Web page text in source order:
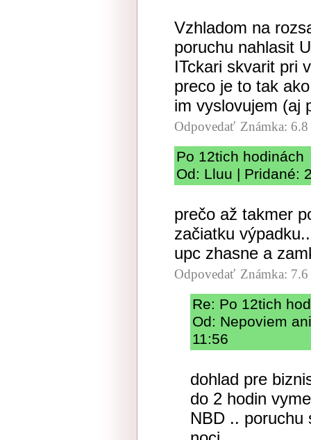
Vzhladom na
poruchu nahlasit
ITckari skvarit pri
preco je to tak
im vyslovujem (aj
Odpovedať Známka: 6.8
Po 12tich hodinách
Od: Lluu | Pridané:
prečo až takmer
začiatku
upc zhasne a
Odpovedať Známka: 7.6
Re: Po 12tich
Od: Nepoviem
11:56
dohlad pre
do 2 hodin
NBD .. poruchu